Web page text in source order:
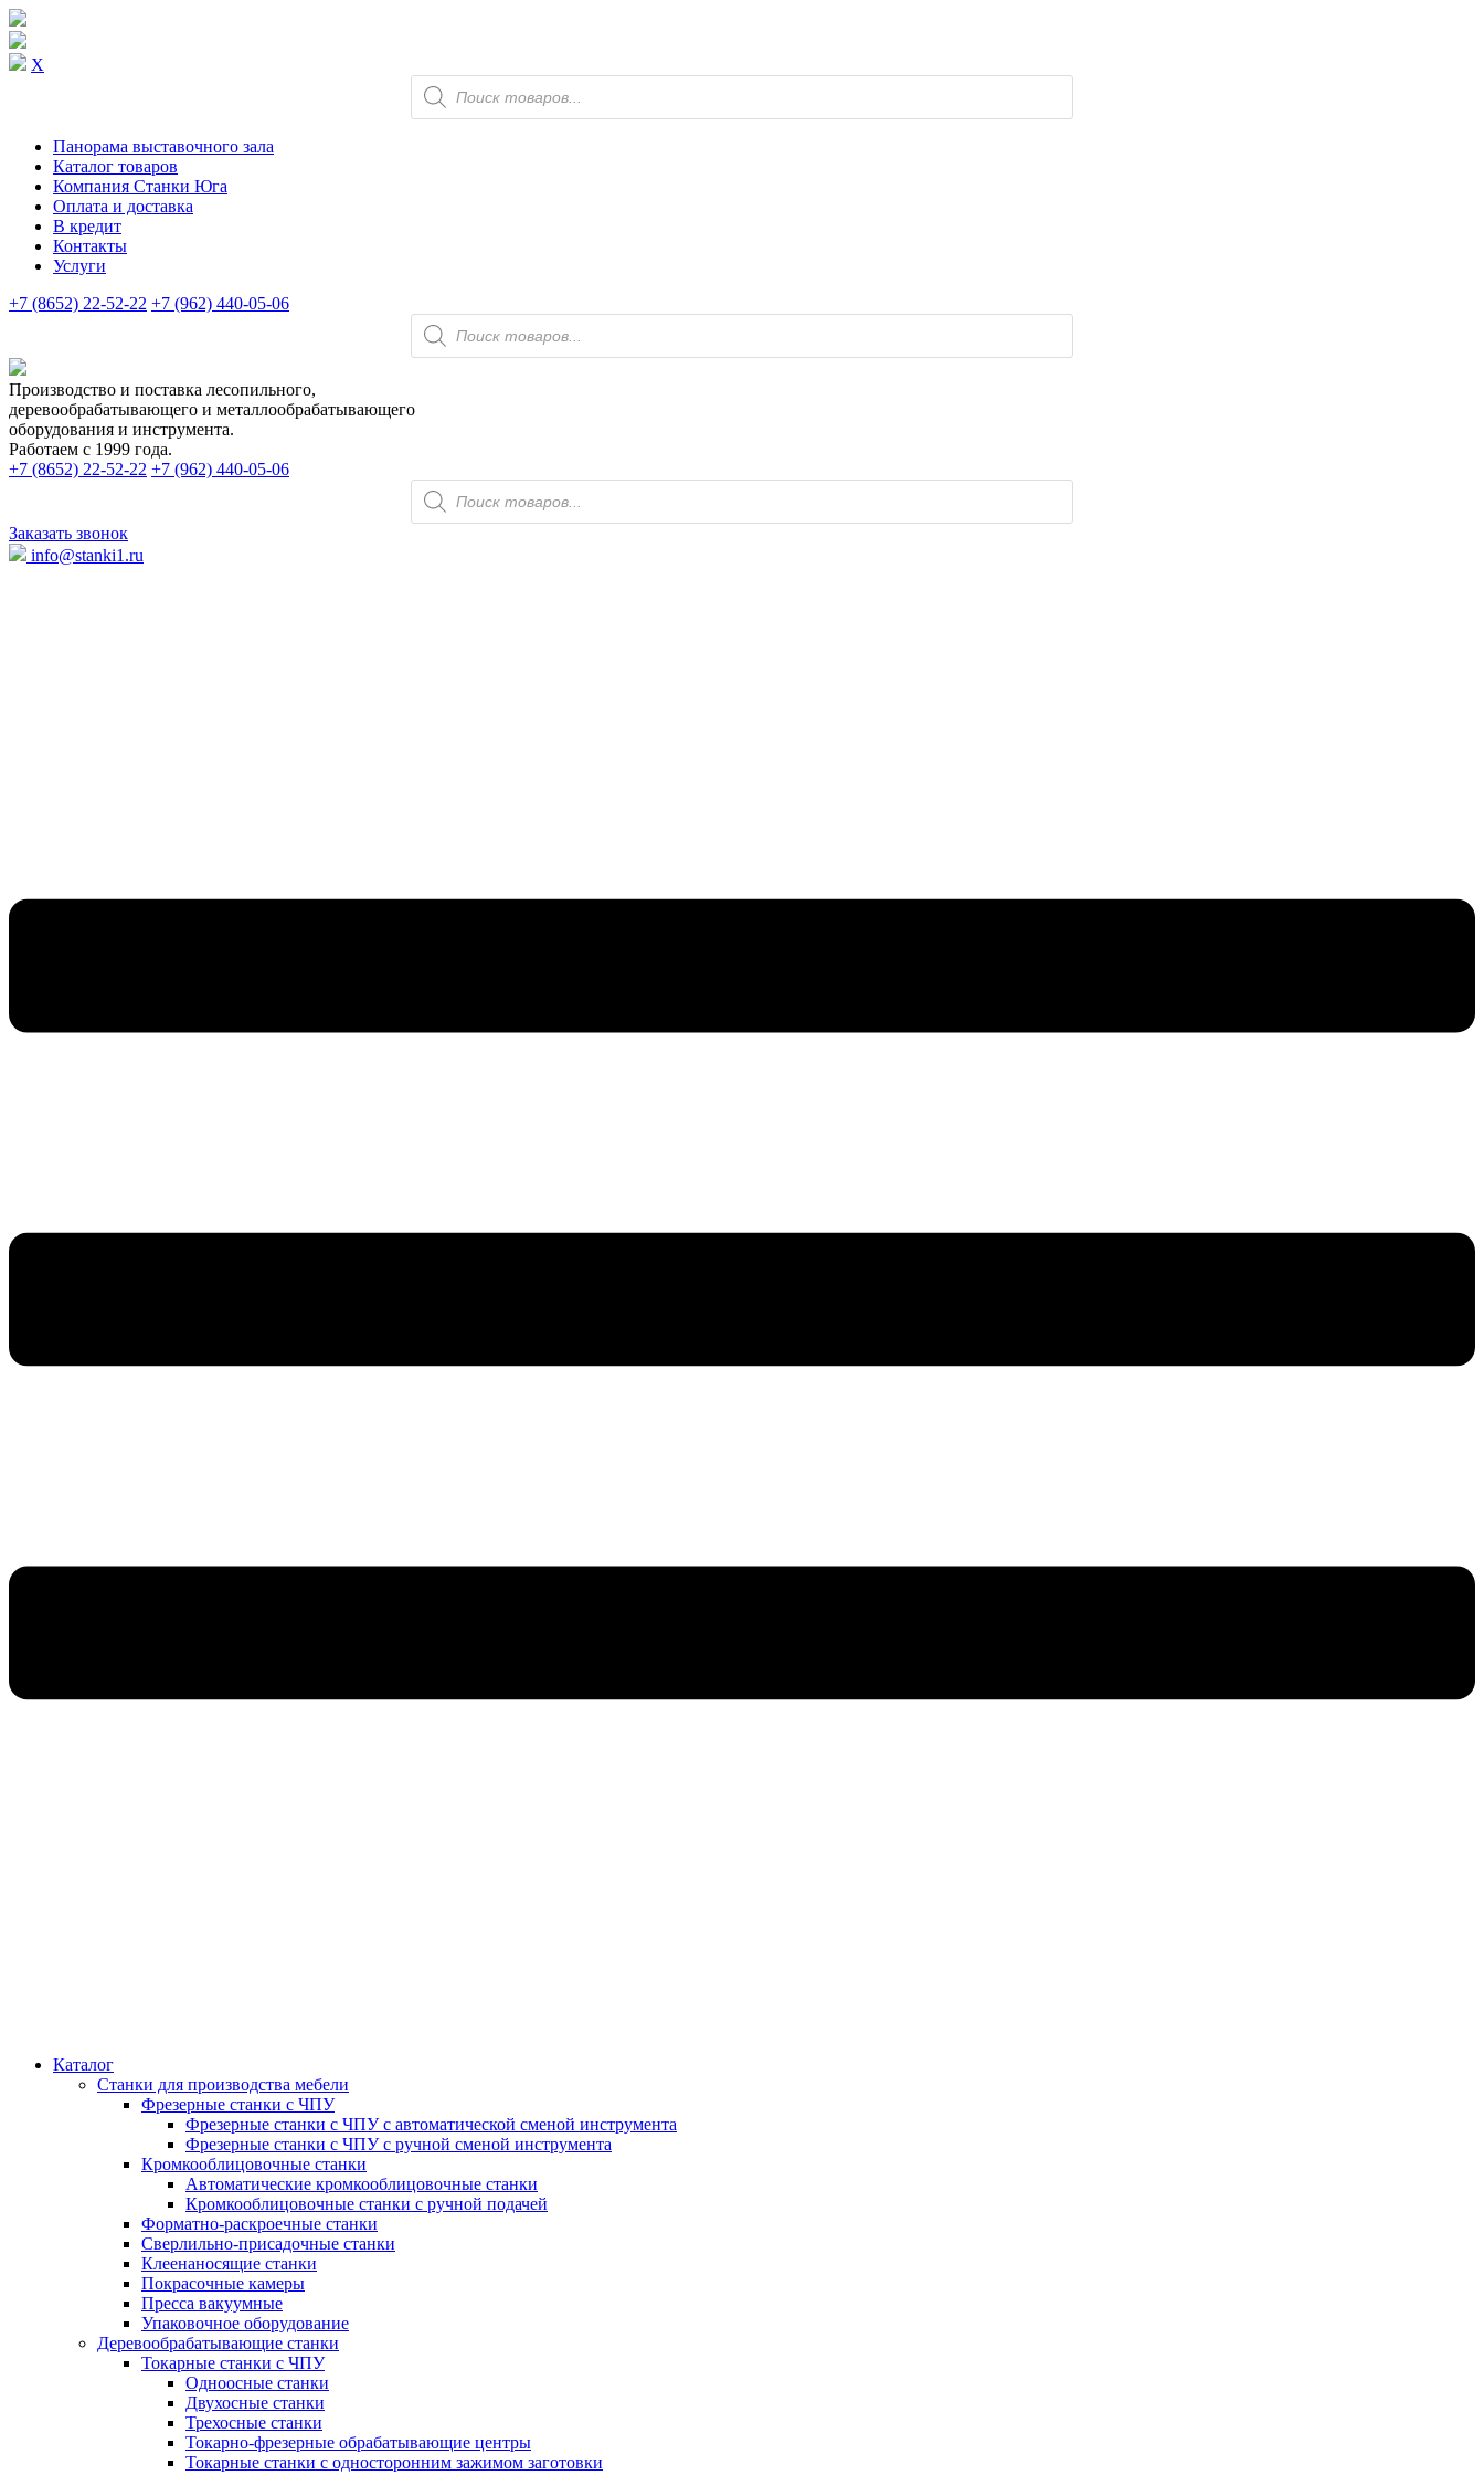
X
Поиск
товаров
Панорама выставочного зала
Каталог товаров
Компания Станки Юга
Оплата и доставка
В кредит
Контакты
Услуги
+7 (8652) 22-52-22 +7 (962) 440-05-06
Поиск
товаров
Производство и поставка лесопильного,
деревообрабатывающего и металлообрабатывающего
оборудования и инструмента.
Работаем с 1999 года.
+7 (8652) 22-52-22 +7 (962) 440-05-06
Поиск
товаров
Заказать звонок
info@stanki1.ru
Каталог
Станки для производства мебели
Фрезерные станки с ЧПУ
Фрезерные станки с ЧПУ с автоматической сменой инструмента
Фрезерные станки с ЧПУ с ручной сменой инструмента
Кромкооблицовочные станки
Автоматические кромкооблицовочные станки
Кромкооблицовочные станки с ручной подачей
Форматно-раскроечные станки
Сверлильно-присадочные станки
Клеенаносящие станки
Покрасочные камеры
Пресса вакуумные
Упаковочное оборудование
Деревообрабатывающие станки
Токарные станки с ЧПУ
Одноосные станки
Двухосные станки
Трехосные станки
Токарно-фрезерные обрабатывающие центры
Токарные станки с односторонним зажимом заготовки